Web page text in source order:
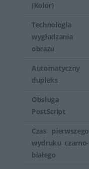
(Kolor)
Technologia
wygładzania
obrazu
Automatyczny
dupleks
Obsługa
PostScript
Czas pierwszego
wydruku czarno-
białego